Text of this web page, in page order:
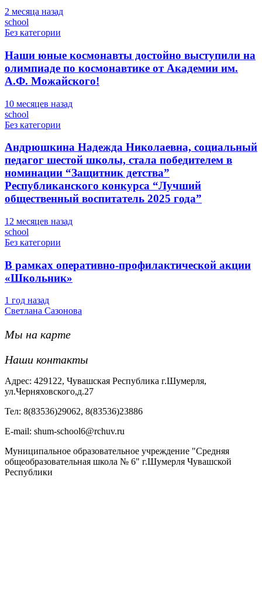
2 месяца назад
school
Без категории
Наши юные космонавты достойно выступили на
олимпиаде по космонавтике от Академии им.
А.Ф. Можайского!
10 месяцев назад
school
Без категории
Андрюшкина Надежда Николаевна, социальный
педагог шестой школы, стала победителем в
номинации “Защитник детства”
Республиканского конкурса “Лучший
общественный воспитатель 2025 года”
12 месяцев назад
school
Без категории
В рамках оперативно-профилактической акции
«Школьник»
1 год назад
Светлана Сазонова
Мы на карте
Наши контакты
Адрес: 429122, Чувашская Республика г.Шумерля,
ул.Черняховского,д.27
Тел: 8(83536)29062, 8(83536)23886
Е-mail: shum-school6@rchuv.ru
Муниципальное образовательное учреждение "Средняя
общеобразовательная школа № 6" г.Шумерля Чувашской
Республики